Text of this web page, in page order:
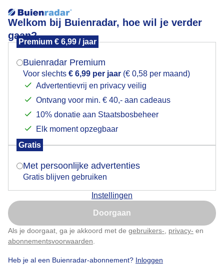
Welkom bij Buienradar, hoe wil je verder
gaan?
Premium € 6,99 / jaar
Buienradar Premium
Voor slechts € 6,99 per jaar (€ 0,58 per maand)
Advertentievrij en privacy veilig
Ontvang voor min. € 40,- aan cadeaus
10% donatie aan Staatsbosbeheer
Elk moment opzegbaar
Gratis
Met persoonlijke advertenties
Gratis blijven gebruiken
Instellingen
Doorgaan
Als je doorgaat, ga je akkoord met de gebruikers- privacy- en
abonnementsvoorwaarden
Heb je al een Buienradar-abonnement? Inloggen
Beige lucht met zon en in de verte land besproeien
Beige lucht met zon en in de verte land besproeien
Door: Astrid Wiessner Hoog Gemaakt: 19-07-2022, 163x bekeken
Mogen we je locatie gebruiken voor het
Indien je hier nog geen akkoord op hebt gegeven,
verschijnt er zo een pop-up uit je browser waarin
Is goed, toon de popup
Nu niet, misschien later
Klik hierom dit aan te passen